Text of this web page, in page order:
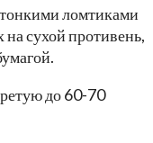
ломтиками
сухой противень,
до 60-70